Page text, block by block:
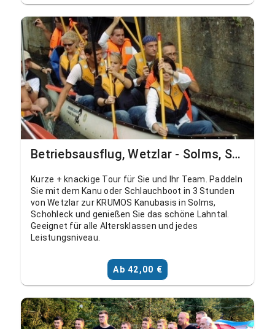
Betriebsausflug, Wetzlar - Solms, Schohleck
Kurze + knackige Tour für Sie und Ihr Team. Paddeln
Sie mit dem Kanu oder Schlauchboot in 3 Stunden
von Wetzlar zur KRUMOS Kanubasis in Solms,
Schohleck und genießen Sie das schöne Lahntal.
Geeignet für alle Altersklassen und jedes
Leistungsniveau.
Ab 42,00 €